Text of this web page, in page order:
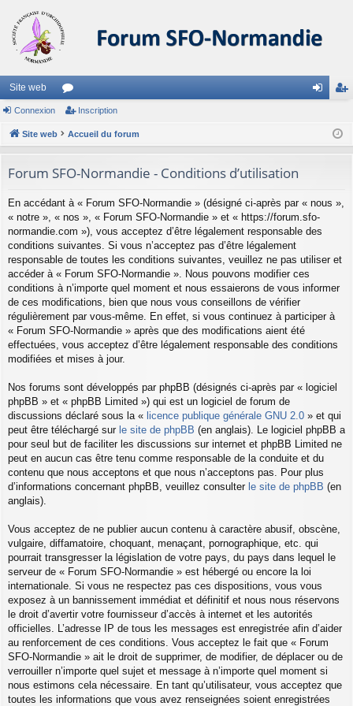
Site web
or
u cri
Connexion Inscription
Site web Accueil du forum
Forum SFO-Normandie - Conditions d’utilisation
En accédant à « Forum SFO-Normandie » (désigné ci-après par « nous »,
« notre », « nos », « Forum SFO-Normandie » et « https://forum.sfo-
normandie.com »), vous acceptez d’être légalement responsable des
conditions suivantes. Si vous n’acceptez pas d’être légalement
responsable de toutes les conditions suivantes, veuillez ne pas utiliser et
accéder à « Forum SFO-Normandie ». Nous pouvons modifier ces
conditions à n’importe quel moment et nous essaierons de vous informer
de ces modifications, bien que nous vous conseillons de vérifier
régulièrement par vous-même. En effet, si vous continuez à participer à
« Forum SFO-Normandie » après que des modifications aient été
effectuées, vous acceptez d’être légalement responsable des conditions
modifiées et mises à jour.
Nos forums sont développés par phpBB (désignés ci-après par « logiciel
phpBB » et « phpBB Limited ») qui est un logiciel de forum de
discussions déclaré sous la « licence publique générale GNU 2.0 » et qui
peut être téléchargé sur le site de phpBB (en anglais). Le logiciel phpBB a
pour seul but de faciliter les discussions sur internet et phpBB Limited ne
peut en aucun cas être tenu comme responsable de la conduite et du
contenu que nous acceptons et que nous n’acceptons pas. Pour plus
d’informations concernant phpBB, veuillez consulter le site de phpBB (en
anglais).
Vous acceptez de ne publier aucun contenu à caractère abusif, obscène,
vulgaire, diffamatoire, choquant, menaçant, pornographique, etc. qui
pourrait transgresser la législation de votre pays, du pays dans lequel le
serveur de « Forum SFO-Normandie » est hébergé ou encore la loi
internationale. Si vous ne respectez pas ces dispositions, vous vous
exposez à un bannissement immédiat et définitif et nous nous réservons
le droit d’avertir votre fournisseur d’accès à internet et les autorités
officielles. L’adresse IP de tous les messages est enregistrée afin d’aider
au renforcement de ces conditions. Vous acceptez le fait que « Forum
SFO-Normandie » ait le droit de supprimer, de modifier, de déplacer ou de
verrouiller n’importe quel sujet et message à n’importe quel moment si
nous estimons cela nécessaire. En tant qu’utilisateur, vous acceptez que
toutes les informations que vous avez renseignées soient enregistrées